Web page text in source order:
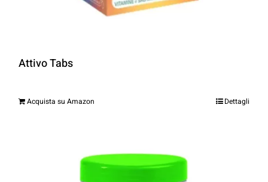
Attivo Tabs
Acquista su Amazon Dettagli